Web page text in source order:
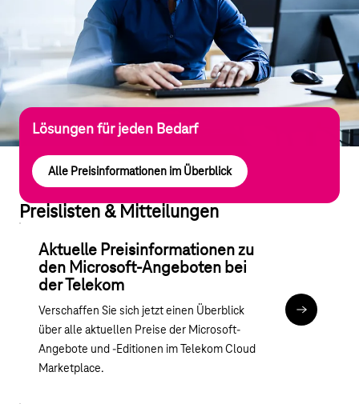
Lösungen für jeden Bedarf
Alle Preisinformationen im Überblick
Preislisten & Mitteilungen
Aktuelle Preisinformationen zu
den Microsoft-Angeboten bei
der Telekom
Verschaffen Sie sich jetzt einen Überblick
über alle aktuellen Preise der Microsoft-
Angebote und -Editionen im Telekom Cloud
Marketplace.
Zur